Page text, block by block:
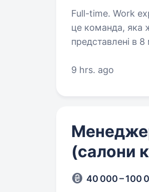
Full-time. Work experience
це команда, яка
представлені в
9 hrs. ago
(салони
40 000 – 100